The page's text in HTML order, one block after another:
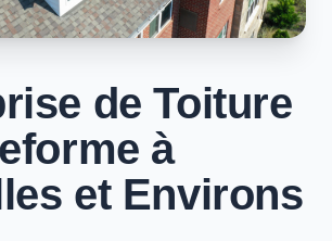
de Toiture
à
et Environs